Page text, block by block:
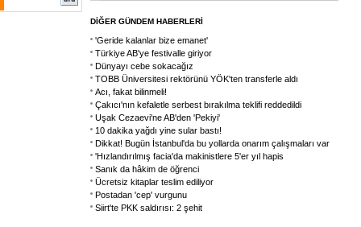
DİĞER GÜNDEM HABERLERİ
'Geride kalanlar bize emanet'
Türkiye AB'ye festivalle giriyor
Dünyayı cebe sokacağız
TOBB Üniversitesi rektörünü YÖK'ten transferle aldı
Acı, fakat bilinmeli!
Çakıcı'nın kefaletle serbest bırakılma teklifi reddedildi
Uşak Cezaevi'ne AB'den 'Pekiyi'
10 dakika yağdı yine sular bastı!
Dikkat! Bugün İstanbul'da bu yollarda onarım çalışmaları var
'Hızlandırılmış facia'da makinistlere 5'er yıl hapis
Sanık da hâkim de öğrenci
Ücretsiz kitaplar teslim ediliyor
Postadan 'cep' vurgunu
Siirt'te PKK saldırısı: 2 şehit